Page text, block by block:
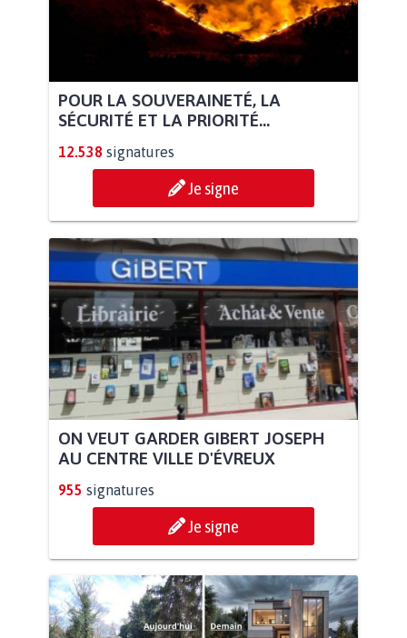
POUR LA SOUVERAINETÉ, LA
SÉCURITÉ ET LA PRIORITÉ...
12.538 signatures
Je signe
ON VEUT GARDER GIBERT JOSEPH
AU CENTRE VILLE D'ÉVREUX
955 signatures
Je signe